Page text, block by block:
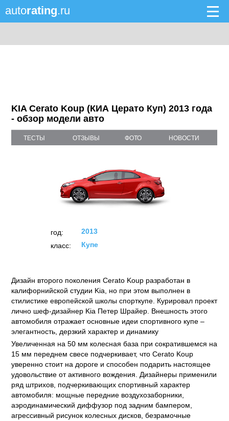
autorating.ru
KIA Cerato Koup (КИА Церато Куп) 2013 года
- обзор модели авто
ТЕСТЫ ОТЗЫВЫ ФОТО НОВОСТИ
год:
2013
класс:
Купе
Дизайн второго поколения Cerato Koup разработан в
калифорнийской студии Kia, но при этом выполнен в
стилистике европейской школы спорткупе. Курировал проект
лично шеф-дизайнер Kia Петер Шрайер. Внешность этого
автомобиля отражает основные идеи спортивного купе –
элегантность, дерзкий характер и динамику
Увеличенная на 50 мм колесная база при сократившемся на
15 мм переднем свесе подчеркивает, что Cerato Koup
уверенно стоит на дороге и способен подарить настоящее
удовольствие от активного вождения. Дизайнеры применили
ряд штрихов, подчеркивающих спортивный характер
автомобиля: мощные передние воздухозаборники,
аэродинамический диффузор под задним бампером,
агрессивный рисунок колесных дисков, безрамочные